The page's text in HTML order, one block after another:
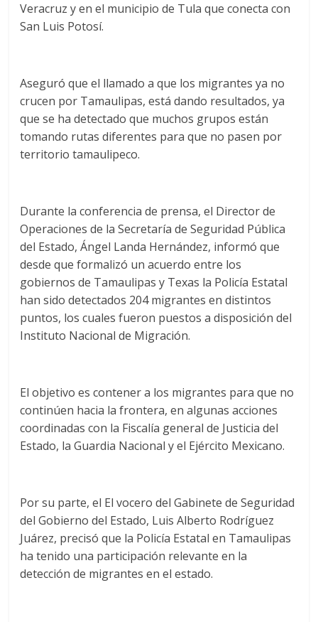
Veracruz y en el municipio de Tula que conecta con
San Luis Potosí.
Aseguró que el llamado a que los migrantes ya no
crucen por Tamaulipas, está dando resultados, ya
que se ha detectado que muchos grupos están
tomando rutas diferentes para que no pasen por
territorio tamaulipeco.
Durante la conferencia de prensa, el Director de
Operaciones de la Secretaría de Seguridad Pública
del Estado, Ángel Landa Hernández, informó que
desde que formalizó un acuerdo entre los
gobiernos de Tamaulipas y Texas la Policía Estatal
han sido detectados 204 migrantes en distintos
puntos, los cuales fueron puestos a disposición del
Instituto Nacional de Migración.
El objetivo es contener a los migrantes para que no
continúen hacia la frontera, en algunas acciones
coordinadas con la Fiscalía general de Justicia del
Estado, la Guardia Nacional y el Ejército Mexicano.
Por su parte, el El vocero del Gabinete de Seguridad
del Gobierno del Estado, Luis Alberto Rodríguez
Juárez, precisó que la Policía Estatal en Tamaulipas
ha tenido una participación relevante en la
detección de migrantes en el estado.